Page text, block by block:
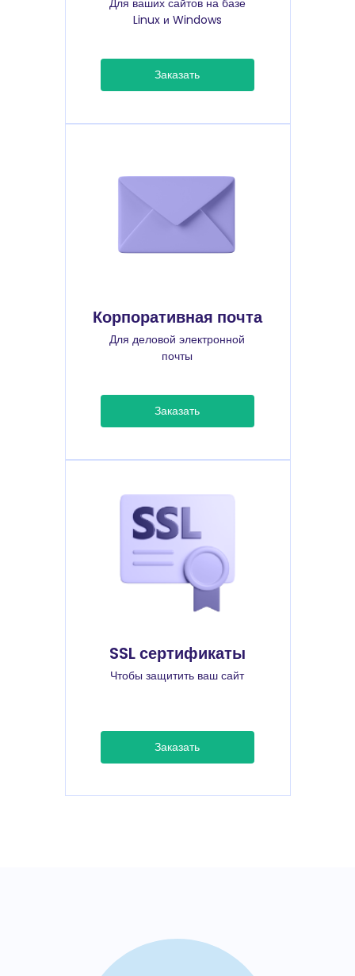
Для ваших сайтов на базе
Linux и Windows
Заказать
Корпоративная почта
Для деловой электронной
почты
Заказать
SSL сертификаты
Чтобы защитить ваш сайт
Заказать